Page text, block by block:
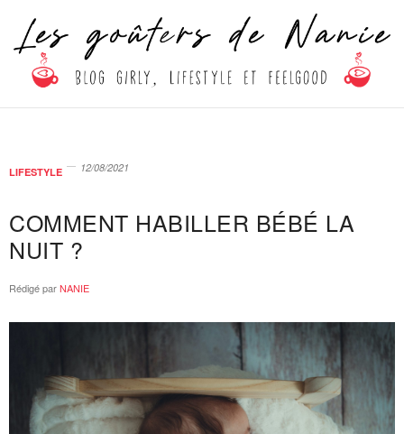
LIFESTYLE 12/08/2021
COMMENT HABILLER BÉBÉ LA
NUIT ?
Rédigé parNANIE